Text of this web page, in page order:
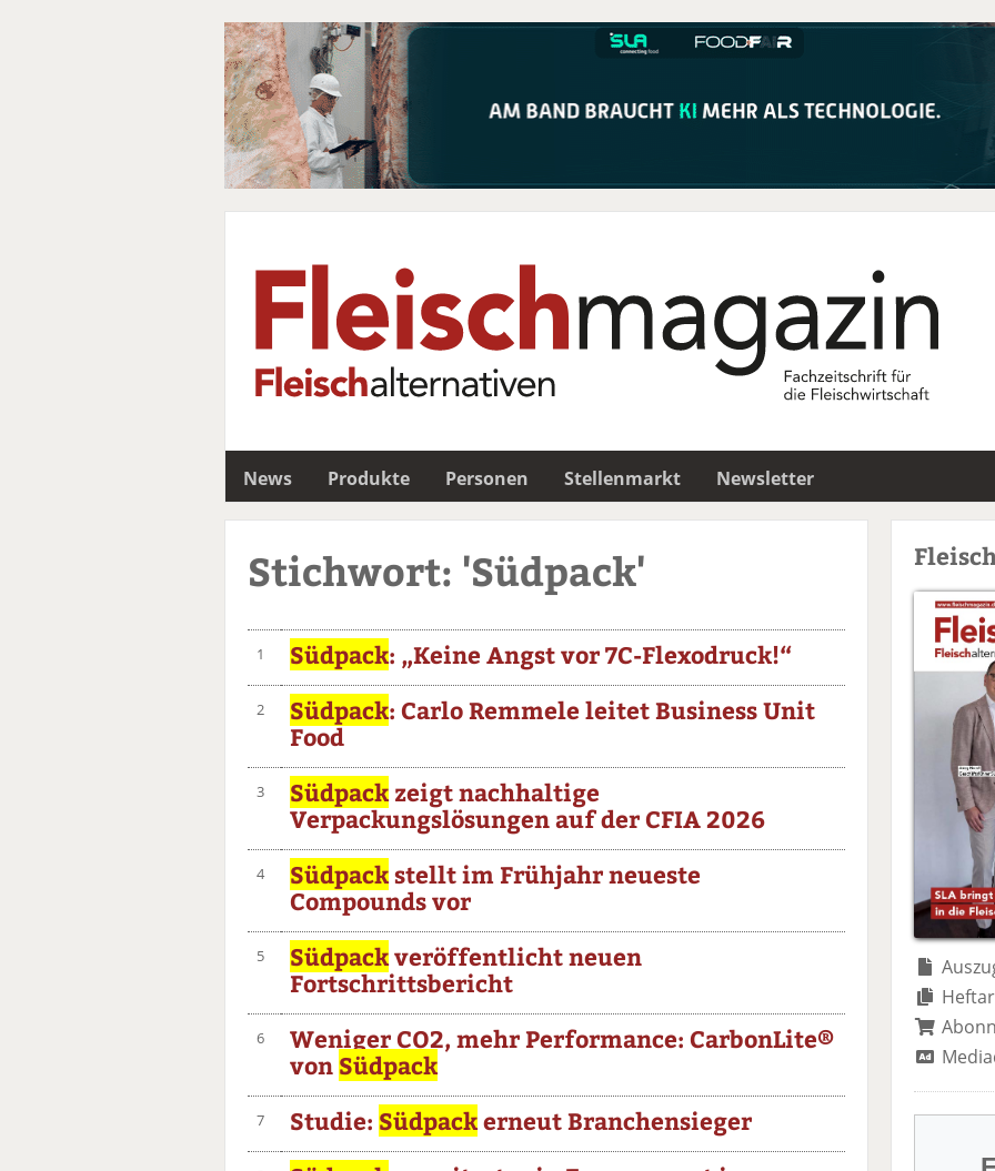
News Produkte Personen Stellenmarkt
Newsletter
Stichwort: 'Südpack'
1 Südpack: „Keine Angst vor 7C-Flexodruck!“
2 Südpack: Carlo Remmele leitet Business Unit
Food
3 Südpack zeigt nachhaltige
Verpackungslösungen auf der CFIA 2026
4 Südpackstellt im Frühjahr neueste
Compounds vor
5 Südpackveröffentlicht neuen
Fortschrittsbericht
6
Weniger CO2, mehr Performance: CarbonLite®
von Südpack
7 Studie: Südpackerneut Branchensieger